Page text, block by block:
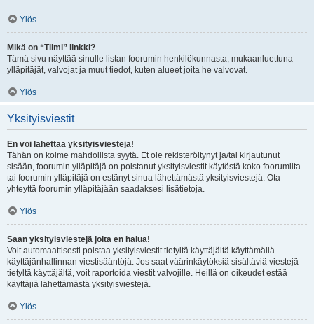
Ylös
Mikä on “Tiimi” linkki?
Tämä sivu näyttää sinulle listan foorumin henkilökunnasta, mukaanluettuna
ylläpitäjät, valvojat ja muut tiedot, kuten alueet joita he valvovat.
Ylös
Yksityisviestit
En voi lähettää yksityisviestejä!
Tähän on kolme mahdollista syytä. Et ole rekisteröitynyt ja/tai kirjautunut
sisään, foorumin ylläpitäjä on poistanut yksityisviestit käytöstä koko foorumilta
tai foorumin ylläpitäjä on estänyt sinua lähettämästä yksityisviestejä. Ota
yhteyttä foorumin ylläpitäjään saadaksesi lisätietoja.
Ylös
Saan yksityisviestejä joita en halua!
Voit automaattisesti poistaa yksityisviestit tietyltä käyttäjältä käyttämällä
käyttäjänhallinnan viestisääntöjä. Jos saat väärinkäytöksiä sisältäviä viestejä
tietyltä käyttäjältä, voit raportoida viestit valvojille. Heillä on oikeudet estää
käyttäjiä lähettämästä yksityisviestejä.
Ylös